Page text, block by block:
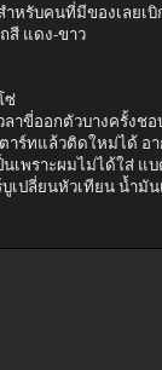
ำหรับคนที่มีของเลยเ
สี แดง-ขาว
ซ่
าขี่ออกตัวบางครั้งช
าร์ทแล้วติดใหม่ได้ อ
เพราะผมไม่ได้ใส่ แ
เปลี่ยนหัวเทียน น้ำมั